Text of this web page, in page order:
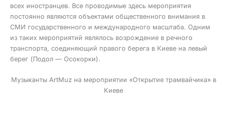
всех иностранцев. Все проводимые здесь мероприятия
постоянно являются объектами общественного внимания в
СМИ государственного и международного масштаба. Одним
из таких мероприятий являлось возрождение в речного
транспорта, соединяющий правого берега в Киеве на левый
берег (Подол — Осокорки).
Музыканты ArtMuz на мероприятии «Открытие трамвайчика» в
Киеве